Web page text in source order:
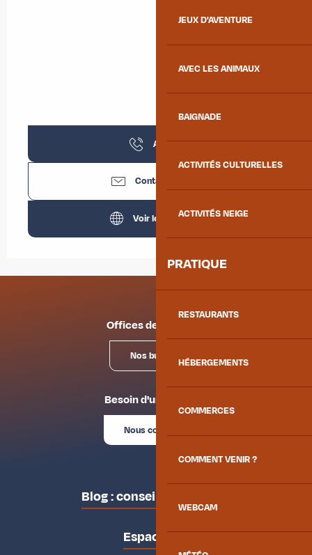
JEUX D'AVENTURE
AVEC LES ANIMAUX
BAIGNADE
ACTIVITÉS CULTURELLES
ACTIVITÉS NEIGE
PRATIQUE
RESTAURANTS
HÉBERGEMENTS
COMMERCES
COMMENT VENIR ?
WEBCAM
Appeler
Contactez-nous
Voir les sites web
Offices de tourisme
Nos bureaux
Besoin d'un conseil ?
Nous contacter
Blog : conseils des locaux
Espace pro